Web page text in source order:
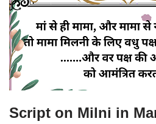
Script on Milni in